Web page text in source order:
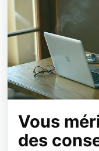
Vous
des